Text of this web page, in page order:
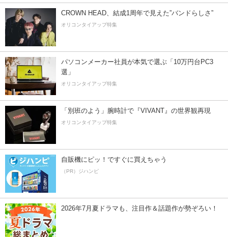
CROWN HEAD、結成1周年で見えた”バンドらしさ”
オリコンタイアップ特集
パソコンメーカー社員が本気で選ぶ「10万円台PC3
選」
オリコンタイアップ特集
「別班のよう」腕時計で『VIVANT』の世界観再現
オリコンタイアップ特集
自販機にピッ！ですぐに買えちゃう
（PR）ジハンピ
2026年7月夏ドラマも、注目作＆話題作が勢ぞろい！